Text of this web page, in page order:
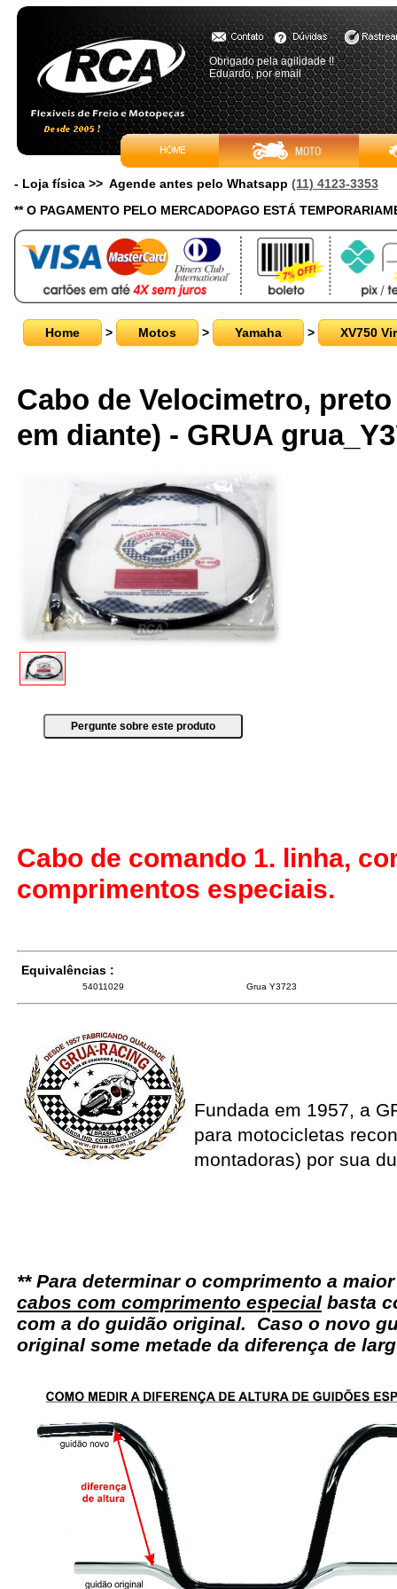
Obrigado pela agilidade !!
Eduardo, por email
- Loja física >> Agende antes pelo Whatsapp (11) 4123-3353
** O PAGAMENTO PELO MERCADOPAGO ESTÁ
Home > Motos > Yamaha > XV750
Cabo de Velocimetro,
em diante) - GRUA
Cabo de comando 1. linha,
comprimentos especiais.
Equivalências :
54011029 Grua Y3723
Fundada em 1957, a
para motocicletas
montadoras) por sua
** Para determinar o comprimento a
cabos com comprimento especial basta
com a do guidão original. Caso o novo
original some metade da diferença de